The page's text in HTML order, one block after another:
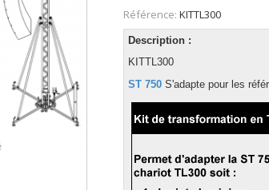
Référence:KITTL300
Description :
KITTL300
ST 750 S'adapte pour les